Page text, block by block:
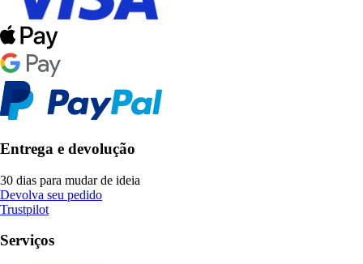
Entrega e devolução
30 dias para mudar de ideia
Devolva seu pedido
Trustpilot
Serviços